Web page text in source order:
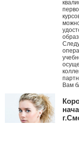
Вам